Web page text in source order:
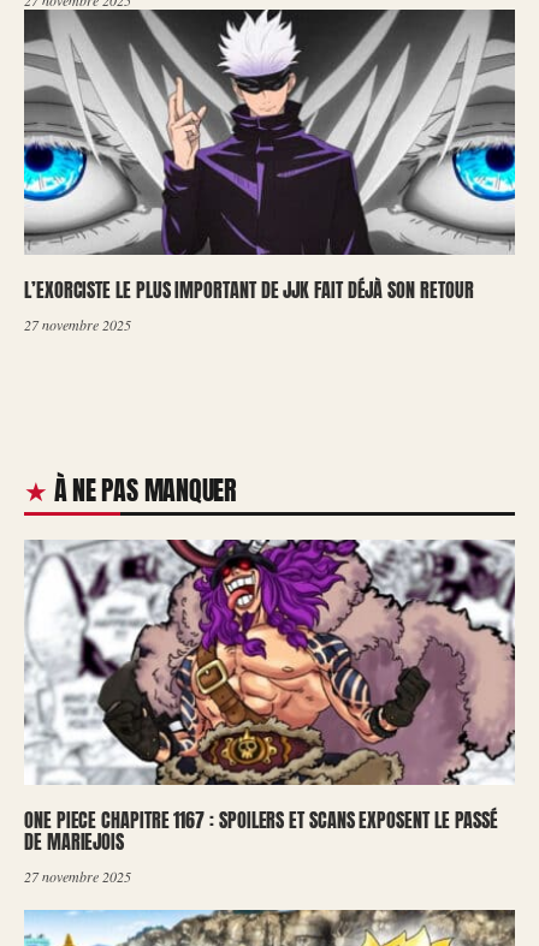
L’EXORCISTE LE PLUS IMPORTANT DE JJK FAIT DÉJÀ SON RETOUR
27 novembre 2025
À NE PAS MANQUER
ONE PIECE CHAPITRE 1167 : SPOILERS ET SCANS EXPOSENT LE PASSÉ
DE MARIEJOIS
27 novembre 2025